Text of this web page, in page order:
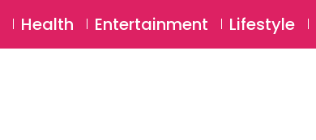
Health Entertainment Lifestyle